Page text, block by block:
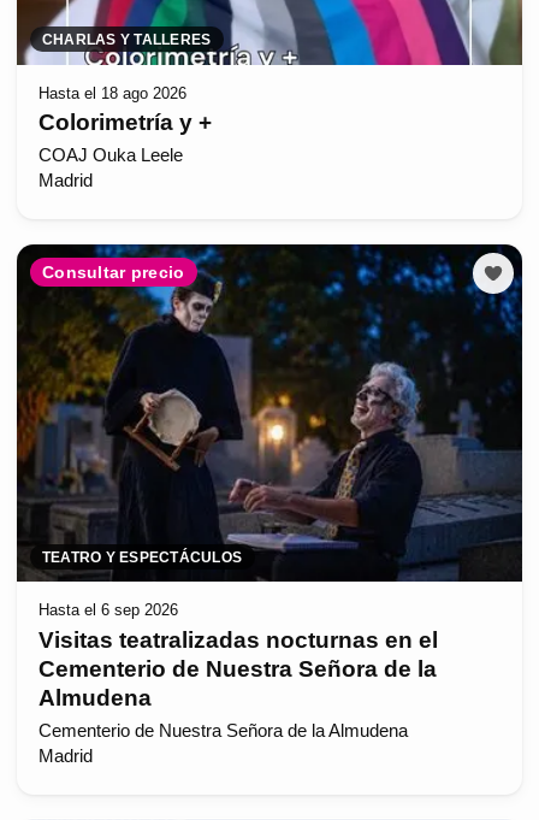
CHARLAS Y TALLERES
Hasta el 18 ago 2026
Colorimetría y +
COAJ Ouka Leele
Madrid
Consultar precio
TEATRO Y ESPECTÁCULOS
Hasta el 6 sep 2026
Visitas teatralizadas nocturnas en el
Cementerio de Nuestra Señora de la
Almudena
Cementerio de Nuestra Señora de la Almudena
Madrid